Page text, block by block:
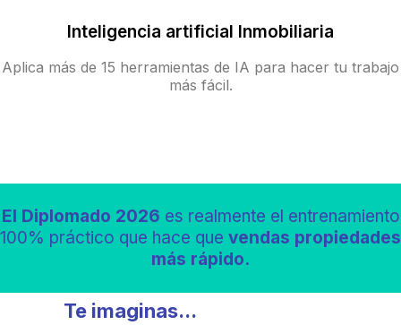
Inteligencia artificial Inmobiliaria
Aplica más de 15 herramientas de IA para hacer tu trabajo
más fácil.
El Diplomado 2026 es realmente el entrenamiento
100% práctico que hace que vendas propiedades
más rápido.
Te imaginas...